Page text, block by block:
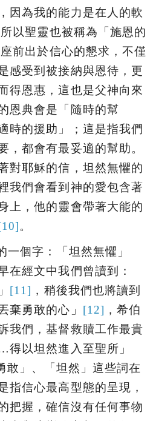
因為我的能力是在人的軟
所以聖靈也被稱為 「施恩的
前出於信心的懇求，不僅
感受到被接納與恩待，更
得恩惠，這也是父神向來
恩典會是「 隨時的幫
時的援助」；這是指我們
，都會有最妥適的幫助。
對耶穌的信，坦然無懼的
我們會看到神的愛包含著
上，他的靈會帶著大能的
。
一個字：「 坦然無懼 」
在經文中我們曾讀到：
」 [11] ，稍後我們也將讀到
棄勇敢的心 」 [12] ，希伯
我們，基督救贖工作最貴
得以坦然進入至聖所 」
敢 」、「 坦然 」這些詞在
指信心最高型態的呈現，
把握，確信沒有任何事物